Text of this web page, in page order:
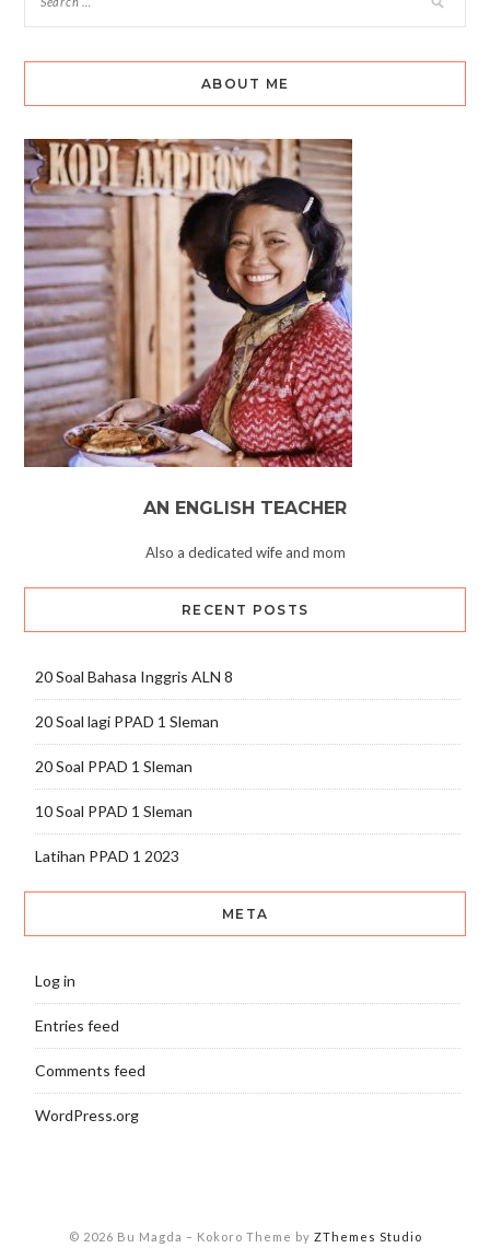
ABOUT ME
AN ENGLISH TEACHER
Also a dedicated wife and mom
RECENT POSTS
20 Soal Bahasa Inggris ALN 8
20 Soal lagi PPAD 1 Sleman
20 Soal PPAD 1 Sleman
10 Soal PPAD 1 Sleman
Latihan PPAD 1 2023
META
Log in
Entries feed
Comments feed
WordPress.org
© 2026 Bu Magda – Kokoro Theme by ZThemes Studio